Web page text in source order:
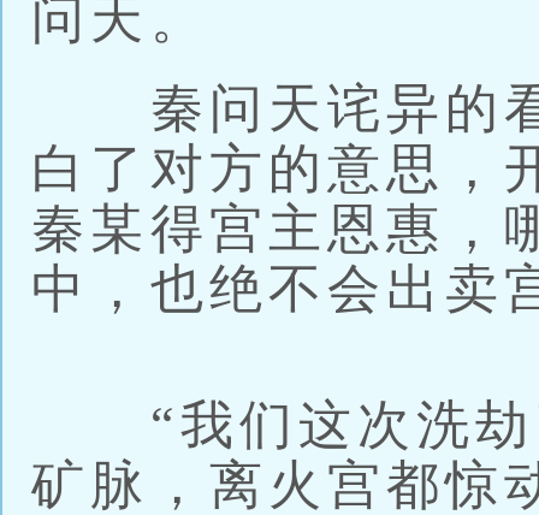
问天。
秦问天诧异的看
白了对方的意思，
秦某得宫主恩惠，
中，也绝不会出卖
“我们这次洗劫
矿脉，离火宫都惊